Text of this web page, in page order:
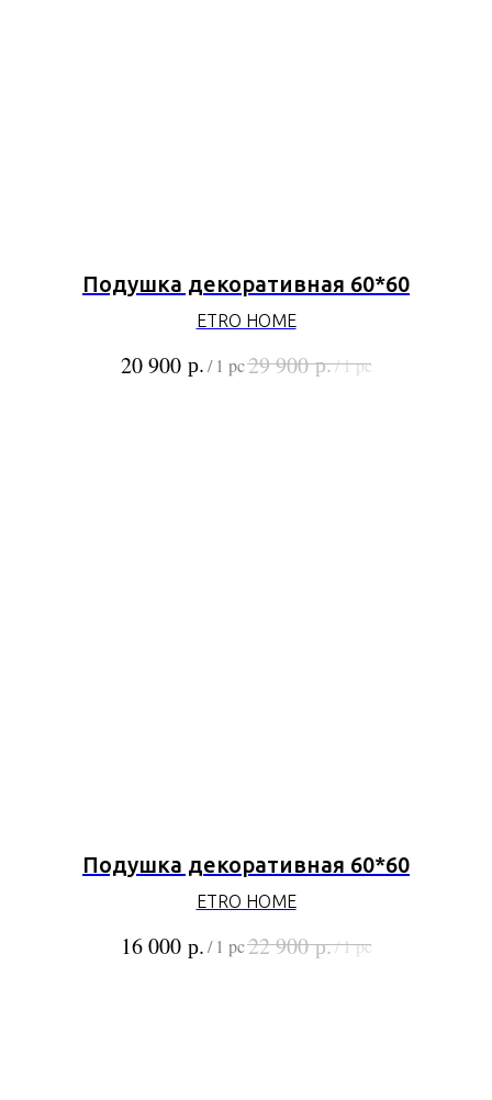
Подушка декоративная 60*60
ETRO HOME
20 900 р./ 1 pc29 900 р./1 pc
Подушка декоративная 60*60
ETRO HOME
16 000 р./ 1 pc22 900 р./1 pc